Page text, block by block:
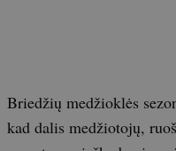
Briedžių medžioklės
kad dalis medžiotojų,